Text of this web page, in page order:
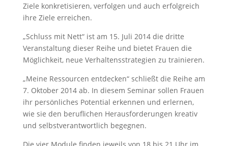
Ziele konkretisieren, verfolgen und auch erfolgreich
ihre Ziele erreichen.
„Schluss mit Nett“ ist am 15. Juli 2014 die dritte
Veranstaltung dieser Reihe und bietet Frauen die
Möglichkeit, neue Verhaltensstrategien zu trainieren.
„Meine Ressourcen entdecken“ schließt die Reihe am
7. Oktober 2014 ab. In diesem Seminar sollen Frauen
ihr persönliches Potential erkennen und erlernen,
wie sie den beruflichen Herausforderungen kreativ
und selbstverantwortlich begegnen.